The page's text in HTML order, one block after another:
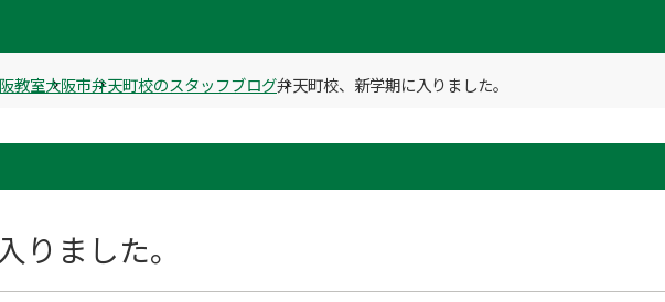
教室大阪市弁天町校のスタッフブログ弁天町校、新学期に入りました。
りました。